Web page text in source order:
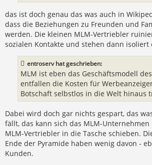
das ist doch genau das was auch in
dass die Beziehungen zu Freunden und
werden. Die kleinen MLM-Vertriebler
sozialen Kontakte und stehen dann isoliert
entroserv hat geschrieben:
MLM ist eben das Geschäftsmodell
entfallen die Kosten für
Botschaft selbstlos in die Welt hinaus
Dabei wird doch gar nichts gespart, das
fällt, das kann sich das MLM-
MLM-Vertriebler in die Tasche schieben.
Ende der Pyramide haben wenig davon -
Kunden.